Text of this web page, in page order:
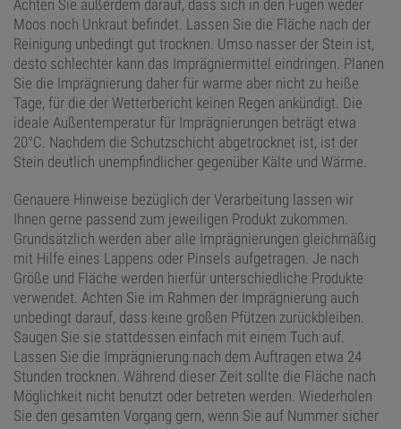
Achten Sie außerdem darauf, dass sich in den Fugen weder
Moos noch Unkraut befindet. Lassen Sie die Fläche nach der
Reinigung unbedingt gut trocknen. Umso nasser der Stein ist,
desto schlechter kann das Imprägniermittel eindringen. Planen
Sie die Imprägnierung daher für warme aber nicht zu heiße
Tage, für die der Wetterbericht keinen Regen ankündigt. Die
ideale Außentemperatur für Imprägnierungen beträgt etwa
20°C. Nachdem die Schutzschicht abgetrocknet ist, ist der
Stein deutlich unempfindlicher gegenüber Kälte und Wärme.
Genauere Hinweise bezüglich der Verarbeitung lassen wir
Ihnen gerne passend zum jeweiligen Produkt zukommen.
Grundsätzlich werden aber alle Imprägnierungen gleichmäßig
mit Hilfe eines Lappens oder Pinsels aufgetragen. Je nach
Größe und Fläche werden hierfür unterschiedliche Produkte
verwendet. Achten Sie im Rahmen der Imprägnierung auch
unbedingt darauf, dass keine großen Pfützen zurückbleiben.
Saugen Sie sie stattdessen einfach mit einem Tuch auf.
Lassen Sie die Imprägnierung nach dem Auftragen etwa 24
Stunden trocknen. Während dieser Zeit sollte die Fläche nach
Möglichkeit nicht benutzt oder betreten werden. Wiederholen
Sie den gesamten Vorgang gern, wenn Sie auf Nummer sicher